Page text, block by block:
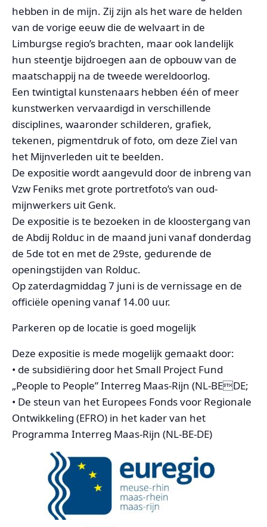
hebben in de mijn. Zij zijn als het ware de helden
van de vorige eeuw die de welvaart in de
Limburgse regio’s brachten, maar ook landelijk
hun steentje bijdroegen aan de opbouw van de
maatschappij na de tweede wereldoorlog.
Een twintigtal kunstenaars hebben één of meer
kunstwerken vervaardigd in verschillende
disciplines, waaronder schilderen, grafiek,
tekenen, pigmentdruk of foto, om deze Ziel van
het Mijnverleden uit te beelden.
De expositie wordt aangevuld door de inbreng van
Vzw Feniks met grote portretfoto’s van oud-
mijnwerkers uit Genk.
De expositie is te bezoeken in de kloostergang van
de Abdij Rolduc in de maand juni vanaf donderdag
de 5de tot en met de 29ste, gedurende de
openingstijden van Rolduc.
Op zaterdagmiddag 7 juni is de vernissage en de
officiële opening vanaf 14.00 uur.
Parkeren op de locatie is goed mogelijk
Deze expositie is mede mogelijk gemaakt door:
• de subsidiëring door het Small Project Fund
„People to People” Interreg Maas-Rijn (NL-BEDE;
• De steun van het Europees Fonds voor Regionale
Ontwikkeling (EFRO) in het kader van het
Programma Interreg Maas-Rijn (NL-BE-DE)